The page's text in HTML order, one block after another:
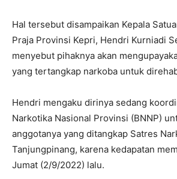
Hal tersebut disampaikan Kepala
Praja Provinsi Kepri, Hendri Kurniadi
menyebut pihaknya akan
yang tertangkap narkoba untuk
Hendri mengaku dirinya sedang
Narkotika Nasional Provinsi (BNNP)
anggotanya yang ditangkap Satres
Tanjungpinang, karena kedapatan
Jumat (2/9/2022) lalu.